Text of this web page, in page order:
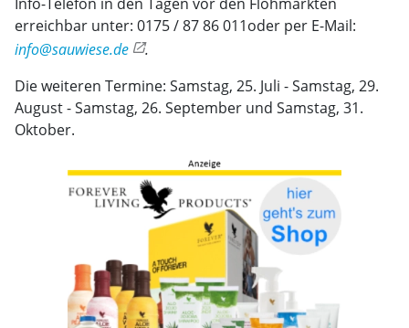
erreichbar unter: 0175 / 87 86 011oder per E-Mail:
info@sauwiese.de
.
Die weiteren Termine: Samstag, 25. Juli - Samstag, 29.
August - Samstag, 26. September und Samstag, 31.
Oktober.